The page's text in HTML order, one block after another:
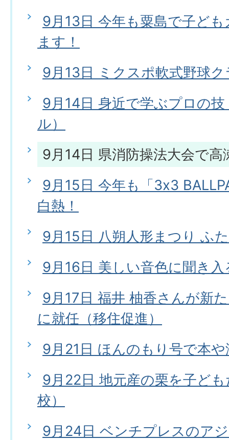
9月13日 今年も粟島で子ど
ます！
9月13日 ミクスポ軟式野球
9月14日 身近で学ぶプロの
ル）
9月14日 県消防操法大会で高
9月15日 今年も「3x3
白熱！
9月15日 八朔人形まつり ふ
9月16日 美しい音色に聞き
9月17日 福井 柚香さんが新
に就任（移住促進）
9月21日 ほんのもり号で本
9月22日 地元産の栗を子ど
校）
9月24日 ベンチプレスのア